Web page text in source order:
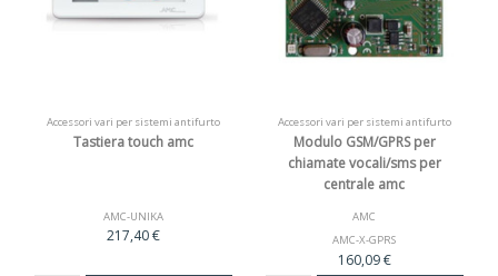
Accessori vari per sistemi antifurto
Tastiera touch amc
AMC-UNIKA
217,40 €
Accessori vari per sistemi antifurto
Modulo GSM/GPRS per
chiamate vocali/sms per
centrale amc
AMC
AMC-X-GPRS
160,09 €